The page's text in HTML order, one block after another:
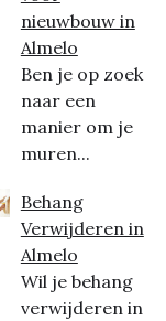
nieuwbouw in
Almelo
Ben je op zoek
naar een
manier om je
muren...
Behang
Verwijderen in
Almelo
Wil je behang
verwijderen in